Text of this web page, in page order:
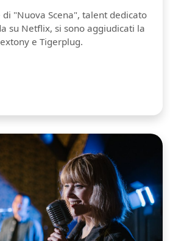
"Nuova Scena", talent dedicato
su Netflix, si sono aggiudicati la
e Tigerplug.